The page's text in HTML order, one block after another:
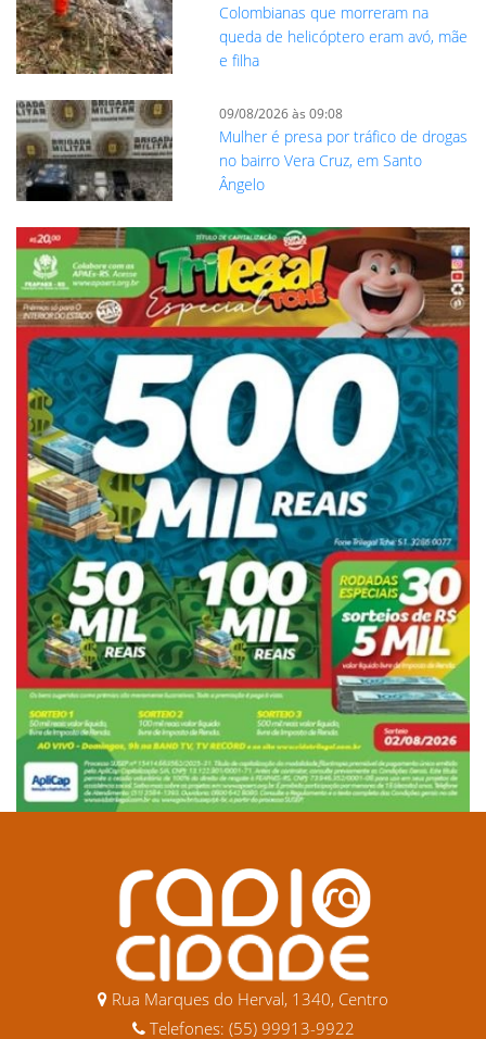
Colombianas que morreram na
queda de helicóptero eram avó, mãe
e filha
09/08/2026 às 09:08
Mulher é presa por tráfico de drogas
no bairro Vera Cruz, em Santo
Ângelo
Rua Marques do Herval, 1340, Centro
Telefones: (55) 99913-9922